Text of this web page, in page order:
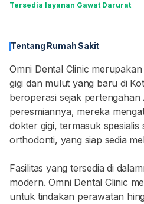
Tersedia layanan Gawat Darurat
Tentang Rumah Sakit
Omni Dental Clinic
gigi dan mulut yang baru di
beroperasi sejak pertengahan
peresmiannya, mereka
dokter gigi, termasuk
orthodonti, yang siap sedia
Fasilitas yang tersedia di
modern. Omni Dental Clinic
untuk tindakan perawatan